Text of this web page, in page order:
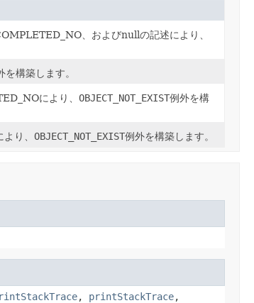
、およびnullの記述により、
を構築します。
により、 OBJECT_NOT_EXIST例外を構
り、 OBJECT_NOT_EXIST例外を構築します。
, printStackTrace,